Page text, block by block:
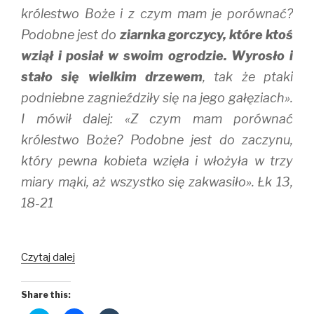
królestwo Boże i z czym mam je porównać?
Podobne jest doziarnka gorczycy, które ktoś
wziął i posiał w swoim ogrodzie. Wyrosło i
stało się wielkim drzewem, tak że ptaki
podniebne zagnieździły się na jego gałęziach».
I mówił dalej: «Z czym mam porównać
królestwo Boże? Podobne jest do zaczynu,
który pewna kobieta wzięła i włożyła w trzy
miary mąki, aż wszystko się zakwasiło». Łk 13,
18-21
Czytaj dalej
Share this: